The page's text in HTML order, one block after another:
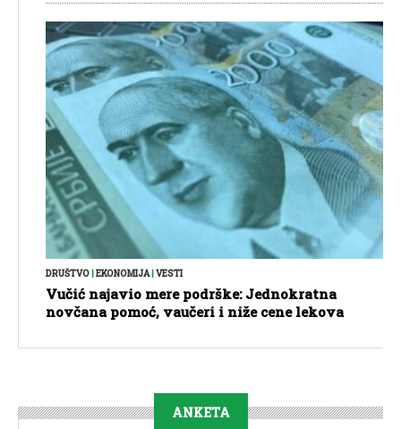
DRUŠTVO|EKONOMIJA|VESTI
Vučić najavio mere podrške: Jednokratna
novčana pomoć, vaučeri i niže cene lekova
ANKETA